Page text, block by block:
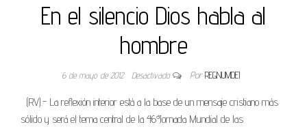
En el silencio Dios habla al
hombre
6 de mayo de 2012 Desactivado Por REGNUMDEI
(RV).- La reflexión interior está a la base de un mensaje cristiano más
sólido y será el tema central de la 46ª Jornada Mundial de las